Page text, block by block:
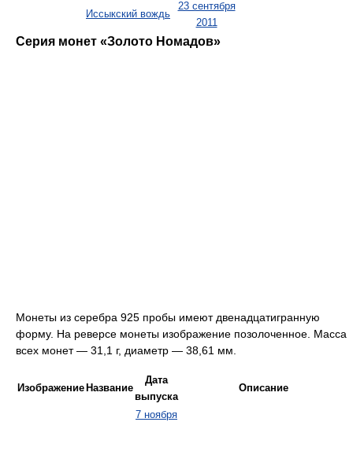
Иссыкский вождь
23 сентября
2011
Серия монет «Золото Номадов»
Монеты из серебра 925 пробы имеют двенадцатигранную
форму. На реверсе монеты изображение позолоченное. Масса
всех монет — 31,1 г, диаметр — 38,61 мм.
Изображение Название
Дата
выпуска
Описание
7 ноября